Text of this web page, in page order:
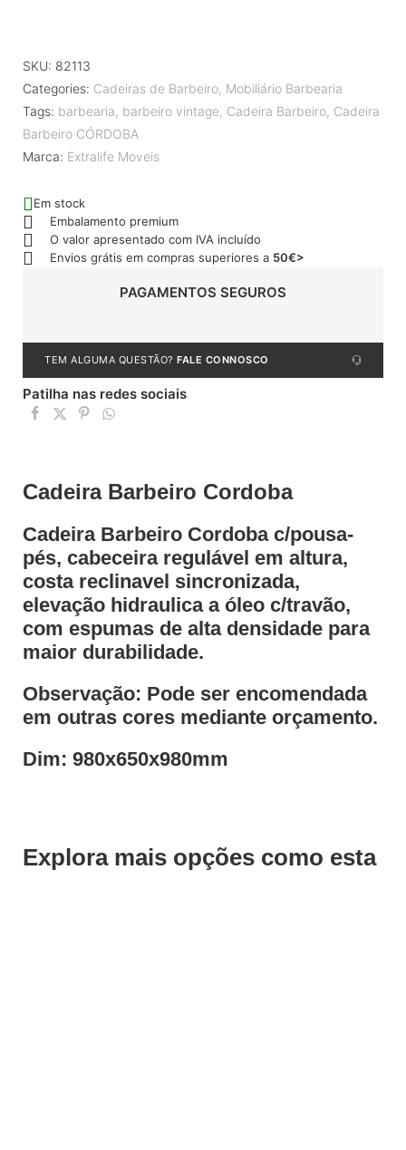
SKU: 82113
Categories: Cadeiras de Barbeiro, Mobiliário Barbearia
Tags: barbearia, barbeiro vintage, Cadeira Barbeiro, Cadeira
Barbeiro CÓRDOBA
Marca: Extralife Moveis
Em stock
Embalamento premium
O valor apresentado com IVA incluído
Envios grátis em compras superiores a 50€>
PAGAMENTOS SEGUROS
TEM ALGUMA QUESTÃO? FALE CONNOSCO
Patilha nas redes sociais
Cadeira Barbeiro Cordoba
Cadeira Barbeiro Cordoba c/pousa-
pés, cabeceira regulável em altura,
costa reclinavel sincronizada,
elevação hidraulica a óleo c/travão,
com espumas de alta densidade para
maior durabilidade.
Observação: Pode ser encomendada
em outras cores mediante orçamento.
Dim: 980x650x980mm
Explora mais opções como esta